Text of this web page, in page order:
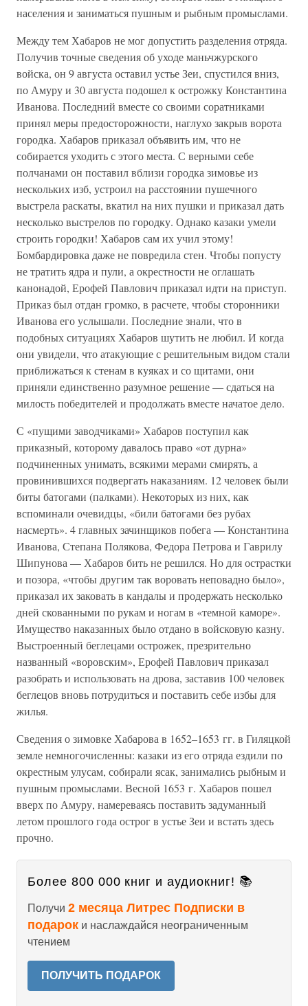
населения и заниматься пушным и рыбным промыслами.
Между тем Хабаров не мог допустить разделения отряда.
Получив точные сведения об уходе маньчжурского
войска, он 9 августа оставил устье Зеи, спустился вниз,
по Амуру и 30 августа подошел к острожку Константина
Иванова. Последний вместе со своими соратниками
принял меры предосторожности, наглухо закрыв ворота
городка. Хабаров приказал объявить им, что не
собирается уходить с этого места. С верными себе
полчанами он поставил вблизи городка зимовье из
нескольких изб, устроил на расстоянии пушечного
выстрела раскаты, вкатил на них пушки и приказал дать
несколько выстрелов по городку. Однако казаки умели
строить городки! Хабаров сам их учил этому!
Бомбардировка даже не повредила стен. Чтобы попусту
не тратить ядра и пули, а окрестности не оглашать
канонадой, Ерофей Павлович приказал идти на приступ.
Приказ был отдан громко, в расчете, чтобы сторонники
Иванова его услышали. Последние знали, что в
подобных ситуациях Хабаров шутить не любил. И когда
они увидели, что атакующие с решительным видом стали
приближаться к стенам в куяках и со щитами, они
приняли единственно разумное решение — сдаться на
милость победителей и продолжать вместе начатое дело.
С «пущими заводчиками» Хабаров поступил как
приказный, которому давалось право «от дурна»
подчиненных унимать, всякими мерами смирять, а
провинившихся подвергать наказаниям. 12 человек были
биты батогами (палками). Некоторых из них, как
вспоминали очевидцы, «били батогами без рубах
насмерть». 4 главных зачинщиков побега — Константина
Иванова, Степана Полякова, Федора Петрова и Гаврилу
Шипунова — Хабаров бить не решился. Но для острастки
и позора, «чтобы другим так воровать неповадно было»,
приказал их заковать в кандалы и продержать несколько
дней скованными по рукам и ногам в «темной каморе».
Имущество наказанных было отдано в войсковую казну.
Выстроенный беглецами острожек, презрительно
названный «воровским», Ерофей Павлович приказал
разобрать и использовать на дрова, заставив 100 человек
беглецов вновь потрудиться и поставить себе избы для
жилья.
Сведения о зимовке Хабарова в 1652–1653 гг. в Гиляцкой
земле немногочисленны: казаки из его отряда ездили по
окрестным улусам, собирали ясак, занимались рыбным и
пушным промыслами. Весной 1653 г. Хабаров пошел
вверх по Амуру, намереваясь поставить задуманный
летом прошлого года острог в устье Зеи и встать здесь
прочно.
Более 800 000 книг и аудиокниг! 📚
Получи 2 месяца Литрес Подписки в
подарок и наслаждайся неограниченным
чтением
ПОЛУЧИТЬ ПОДАРОК